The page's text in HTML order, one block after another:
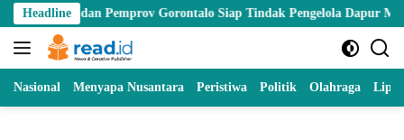
Skip
to
content
Headline
dan Pemprov Gorontalo Siap Tindak Pengelola Dapur MBG yang
Nasional Menyapa Nusantara Peristiwa Politik Olahraga